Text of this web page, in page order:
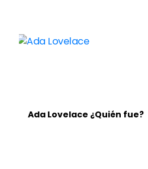
Ada Lovelace ¿Quién fue?